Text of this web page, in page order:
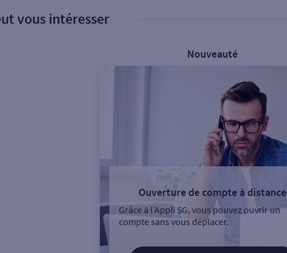
vous intéresser
Nouveauté
Ouverture de compte à distance
Grâce à l’Appli SG, vous pouvez ouvrir un
compte sans vous déplacer.